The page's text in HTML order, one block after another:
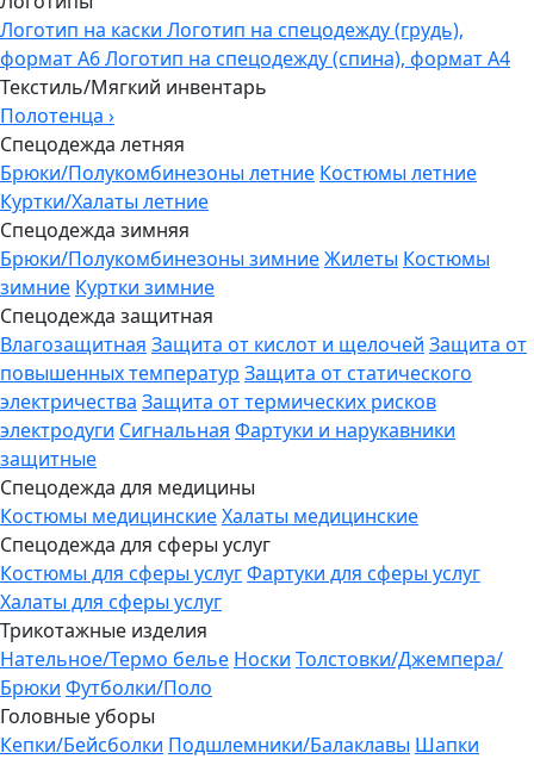
Логотип на каски Логотип на спецодежду (грудь),
формат А6Логотип на спецодежду (спина), формат А4
Текстиль/Мягкий инвентарь
Полотенца ›
Спецодежда летняя
Брюки/Полукомбинезоны летние Костюмы летние
Куртки/Халаты летние
Спецодежда зимняя
Брюки/Полукомбинезоны зимниеЖилеты Костюмы
зимние Куртки зимние
Спецодежда защитная
Влагозащитная Защита от кислот и щелочей Защита от
повышенных температур Защита от статического
электричества Защита от термических рисков
электродуги Сигнальная Фартуки и нарукавники
защитные
Спецодежда для медицины
Костюмы медицинскиеХалаты медицинские
Спецодежда для сферы услуг
Костюмы для сферы услугФартуки для сферы услуг
Халаты для сферы услуг
Трикотажные изделия
Нательное/Термо белье Носки Толстовки/Джемпера/
Брюки Футболки/Поло
Головные уборы
Кепки/Бейсболки Подшлемники/Балаклавы Шапки